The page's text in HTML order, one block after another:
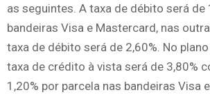
as seguintes. A taxa de débito será de
bandeiras Visa e Mastercard, nas
taxa de débito será de 2,60%. No
taxa de crédito à vista será de 3,80%
1,20% por parcela nas bandeiras Visa